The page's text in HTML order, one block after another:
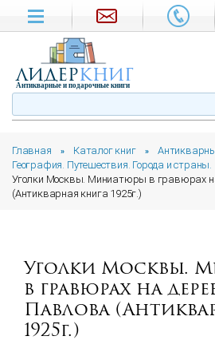
Главная » Каталог книг »
География. Путешествия. Города и страны.
Уголки Москвы. Миниатюры в гравюрах
(Антикварная книга 1925г.)
Уголки Москвы.
в гравюрах на
Павлова
1925г.)
лидеркниг
Антикварные и подарочные книги